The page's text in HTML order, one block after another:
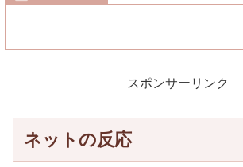
スポンサーリンク
ネットの反応